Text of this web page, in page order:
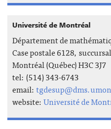
Université de Montréal
Département de
Case postale 6128,
Montréal (Québec) H3C 3J7
tel: (514) 343-6743
email:
website: Université de